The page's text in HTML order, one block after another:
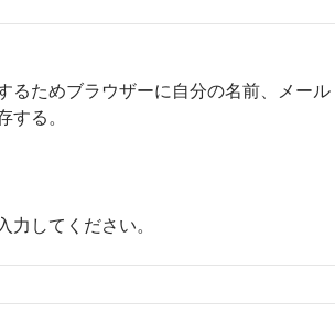
るためブラウザーに自分の名前、メール
する。
力してください。